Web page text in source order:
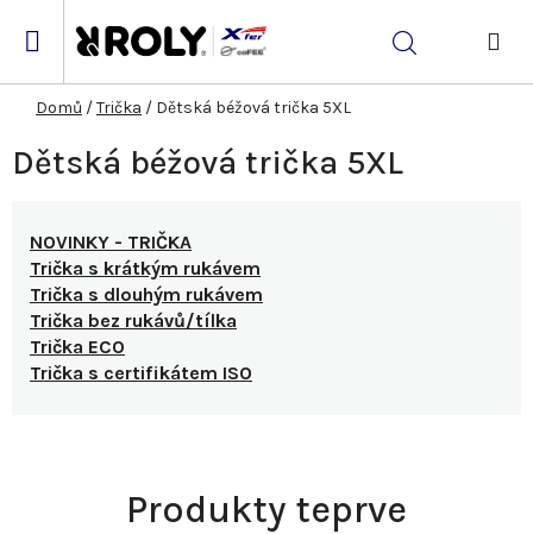
Hledat
Domů /Trička / Dětská béžová trička 5XL
Dětská béžová trička 5XL
NOVINKY - TRIČKA
Trička s krátkým rukávem
Trička s dlouhým rukávem
Trička bez rukávů/tílka
Trička ECO
Trička s certifikátem ISO
Produkty teprve